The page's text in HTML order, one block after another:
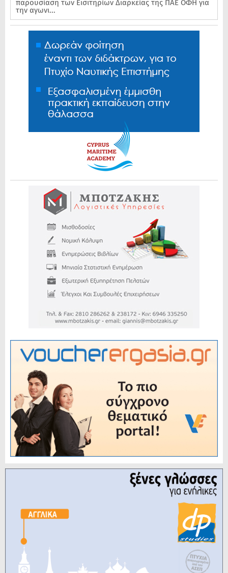
παρουσίαση των Εισιτηρίων Διαρκείας της ΠΑΕ ΟΦΗ για
την αγωνι...